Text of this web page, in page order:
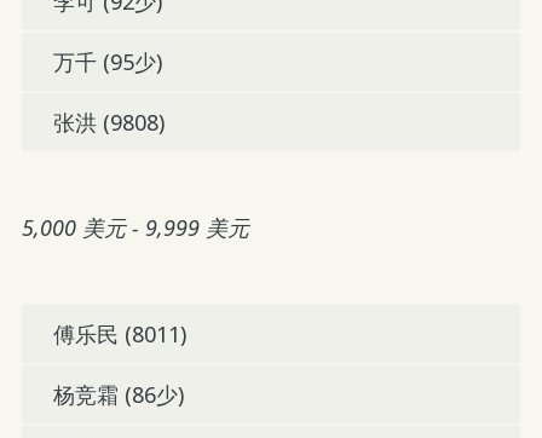
万千 (95少)
张洪 (9808)
5,000 美元 - 9,999 美元
傅乐民 (8011)
杨竞霜 (86少)